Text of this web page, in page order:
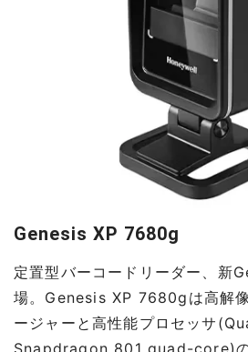
Genesis XP 7680g
定置型バーコードリーダー、新
場。Genesis XP 7680gは高解
ージャーと高性能プロセッサ
Snapdragon 801 quad-core)の